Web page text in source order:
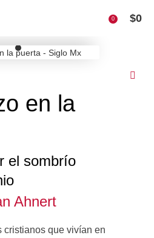
0 $0
en la
el sombrío
Ahnert
cristianos que vivían en